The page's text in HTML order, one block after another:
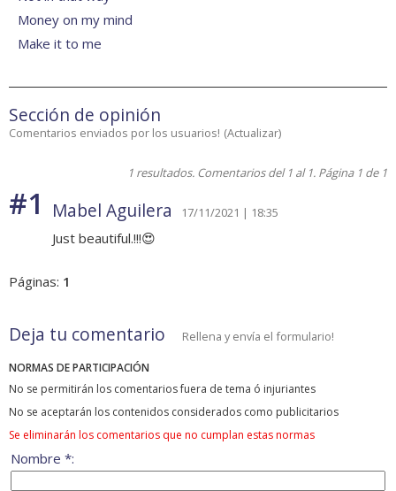
Money on my mind
Make it to me
Sección de opinión
Comentarios enviados por los usuarios! (Actualizar)
1 resultados. Comentarios del 1 al 1. Página 1 de 1
#1 Mabel Aguilera 17/11/2021 | 18:35
Just beautiful.!!!😍
Páginas: 1
Deja tu comentario Rellena y envía el formulario!
NORMAS DE PARTICIPACIÓN
No se permitirán los comentarios fuera de tema ó injuriantes
No se aceptarán los contenidos considerados como publicitarios
Se eliminarán los comentarios que no cumplan estas normas
Nombre *: